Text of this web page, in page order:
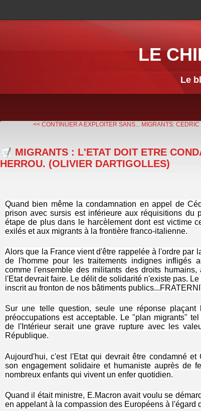
LE
Le
<< CONTINUER A EXPLOITER SANS... MIGRANTS:
MIGRANTS : L'ETAT DOIT ETRE
HERROU. (OLIVIER DARTIGOLLES)
Quand bien même la condamnation en appel de
prison avec sursis est inférieure aux réquisitions du
étape de plus dans le harcèlement dont est victime
exilés et aux migrants à la frontière franco-italienne.
Alors que la France vient d'être rappelée à l'ordre par
de l'homme pour les traitements indignes infligés
comme l'ensemble des militants des droits
l'Etat devrait faire. Le délit de solidarité n'existe pas.
inscrit au fronton de nos bâtiments
Sur une telle question, seule une réponse
préoccupations est acceptable. Le "plan migrants"
de l'Intérieur serait une grave rupture avec les
République.
Aujourd'hui, c'est l'Etat qui devrait être condamné et
son engagement solidaire et humaniste auprès de
nombreux enfants qui vivent un enfer quotidien.
Quand il était ministre, E.Macron avait voulu se
en appelant à la compassion des Européens à l'égard